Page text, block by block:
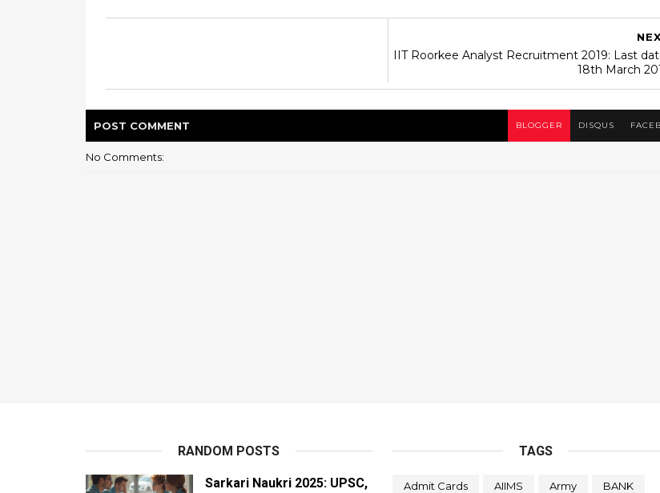
IIT Roorkee Analyst Recruitment 2019: Last
18th March
POST COMMENT BLOGGER DISQUS
No Comments:
RANDOM POSTS
Sarkari Naukri 2025: UPSC,
TAGS
Admit Cards AIIMS Army BANK